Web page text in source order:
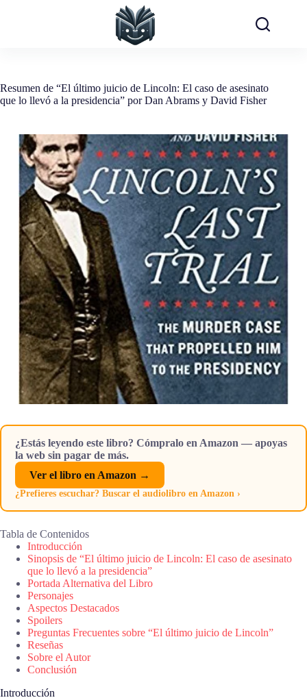
Resumen de “El último juicio de Lincoln: El caso de asesinato
que lo llevó a la presidencia” por Dan Abrams y David Fisher
¿Estás leyendo este libro? Cómpralo en Amazon — apoyas
la web sin pagar de más.
Ver el libro en Amazon →
¿Prefieres escuchar? Buscar el audiolibro en Amazon ›
Tabla de Contenidos
Introducción
Sinopsis de “El último juicio de Lincoln: El caso de asesinato
que lo llevó a la presidencia”
Portada Alternativa del Libro
Personajes
Aspectos Destacados
Spoilers
Preguntas Frecuentes sobre “El último juicio de Lincoln”
Reseñas
Sobre el Autor
Conclusión
Introducción